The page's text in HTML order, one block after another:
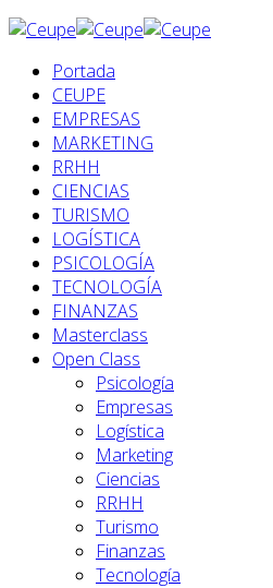
Portada
CEUPE
EMPRESAS
MARKETING
RRHH
CIENCIAS
TURISMO
LOGÍSTICA
PSICOLOGÍA
TECNOLOGÍA
FINANZAS
Masterclass
Open Class
Psicología
Empresas
Logística
Marketing
Ciencias
RRHH
Turismo
Finanzas
Tecnología